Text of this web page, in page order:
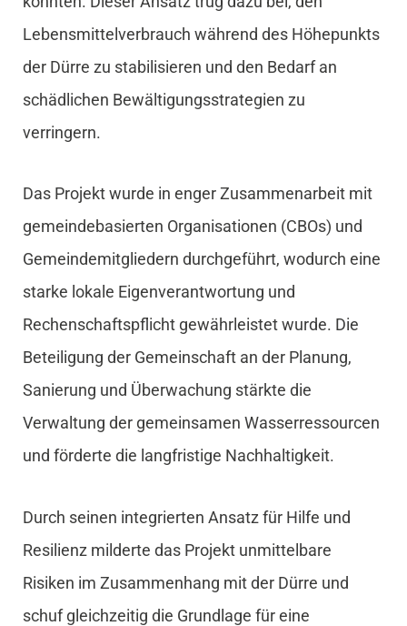
Lebensmittelverbrauch während des Höhepunkts
der Dürre zu stabilisieren und den Bedarf an
schädlichen Bewältigungsstrategien zu
verringern.
Das Projekt wurde in enger Zusammenarbeit mit
gemeindebasierten Organisationen (CBOs) und
Gemeindemitgliedern durchgeführt, wodurch eine
starke lokale Eigenverantwortung und
Rechenschaftspflicht gewährleistet wurde. Die
Beteiligung der Gemeinschaft an der Planung,
Sanierung und Überwachung stärkte die
Verwaltung der gemeinsamen Wasserressourcen
und förderte die langfristige Nachhaltigkeit.
Durch seinen integrierten Ansatz für Hilfe und
Resilienz milderte das Projekt unmittelbare
Risiken im Zusammenhang mit der Dürre und
schuf gleichzeitig die Grundlage für eine